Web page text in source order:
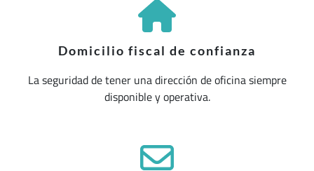
Domicilio fiscal de confianza
La seguridad de tener una dirección de oficina siempre
disponible y operativa.